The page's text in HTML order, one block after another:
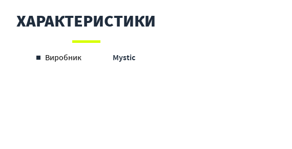
ХАРАКТЕРИСТИКИ
Виробник Mystic